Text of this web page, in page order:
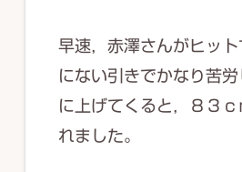
早速，赤澤さんがヒッ
にない引きでかなり苦
に上げてくると，８３
れました。